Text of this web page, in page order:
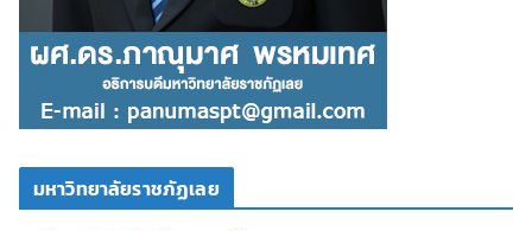
มหาวิทยาลัยราชภัฏเลย